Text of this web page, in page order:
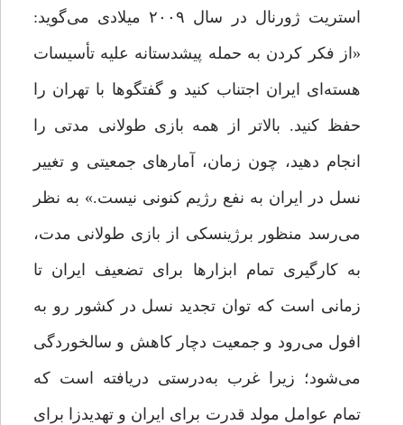
استریت ژورنال در سال ۲۰۰۹ میلادی می‌گوید:
«از فکر کردن به حمله پیشدستانه علیه تأسیسات
هسته‌ای ایران اجتناب کنید و گفتگوها با تهران را
حفظ کنید. بالاتر از همه بازی طولانی مدتی را
انجام دهید، چون زمان، آمارهای جمعیتی و تغییر
نسل در ایران به نفع رژیم کنونی نیست.» به نظر
می‌رسد منظور برژینسکی از بازی طولانی مدت،
به کارگیری تمام ابزارها برای تضعیف ایران تا
زمانی است که توان تجدید نسل در کشور رو به
افول می‌رود و جمعیت دچار کاهش و سالخوردگی
می‌شود؛ زیرا غرب به‌درستی دریافته است که
تمام عوامل مولد قدرت برای ایران و تهدیدزا برای